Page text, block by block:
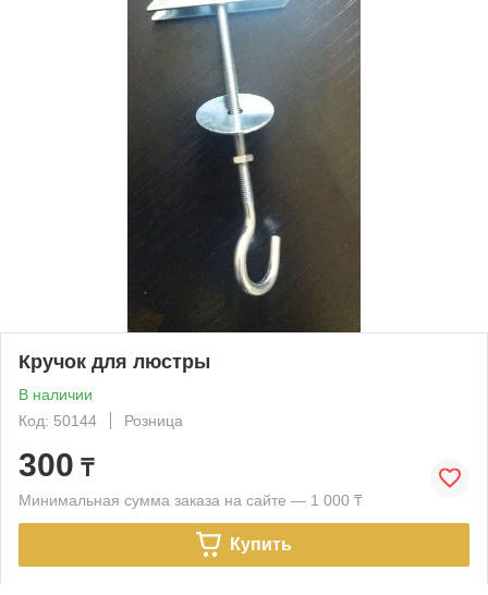
Кручок для люстры
В наличии
Код: 50144
Розница
300 ₸
Минимальная сумма заказа на сайте — 1 000 ₸
Купить